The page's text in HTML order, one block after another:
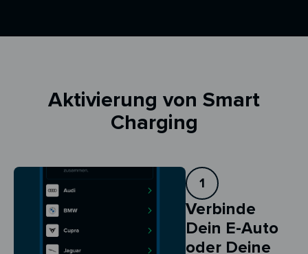
Aktivierung von Smart
Charging
1
Verbinde
Dein E-Auto
oder Deine